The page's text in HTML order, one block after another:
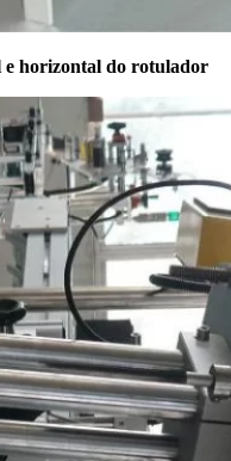
e horizontal do rotulador